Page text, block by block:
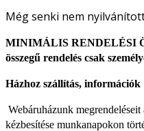
Még senki nem
MINIMÁLIS RENDELÉSI
összegű rendelés csak
Házhoz szállítás, információk
Webáruházunk megrendeléseit
kézbesítése munkanapokon